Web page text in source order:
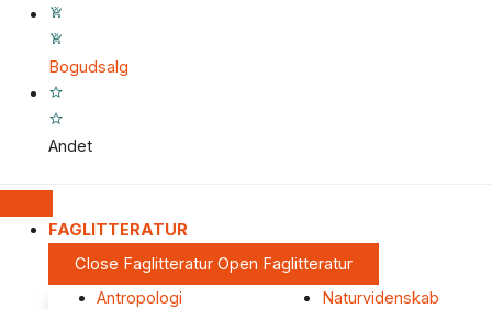
Bogudsalg
Andet
FAGLITTERATUR
Close Faglitteratur Open Faglitteratur
Antropologi
Naturvidenskab